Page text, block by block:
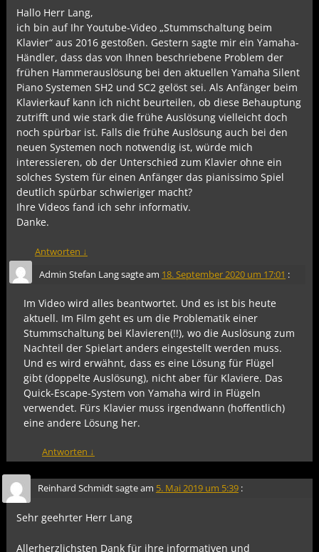
Hallo Herr Lang,
ich bin auf Ihr Youtube-Video „Stummschaltung beim
Klavier“ aus 2016 gestoßen. Gestern sagte mir ein Yamaha-
Händler, dass das von Ihnen beschriebene Problem der
frühen Hammerauslösung bei den aktuellen Yamaha Silent
Piano Systemen SH2 und SC2 gelöst sei. Als Anfänger beim
Klavierkauf kann ich nicht beurteilen, ob diese Behauptung
zutrifft und wie stark die frühe Auslösung vielleicht doch
noch spürbar ist. Falls die frühe Auslösung auch bei den
neuen Systemen noch notwendig ist, würde mich
interessieren, ob der Unterschied zum Klavier ohne ein
solches System für einen Anfänger das pianissimo Spiel
deutlich spürbar schwieriger macht?
Ihre Videos fand ich sehr informativ.
Danke.
Antworten ↓
Admin Stefan Langsagte am 18. September 2020 um 17:01 :
Im Video wird alles beantwortet. Und es ist bis heute
aktuell. Im Film geht es um die Problematik einer
Stummschaltung bei Klavieren(!!), wo die Auslösung zum
Nachteil der Spielart anders eingestellt werden muss.
Und es wird erwähnt, dass es eine Lösung für Flügel
gibt (doppelte Auslösung), nicht aber für Klaviere. Das
Quick-Escape-System von Yamaha wird in Flügeln
verwendet. Fürs Klavier muss irgendwann (hoffentlich)
eine andere Lösung her.
Antworten ↓
Reinhard Schmidtsagte am 5. Mai 2019 um 5:39 :
Sehr geehrter Herr Lang
Allerherzlichsten Dank für ihre informativen und